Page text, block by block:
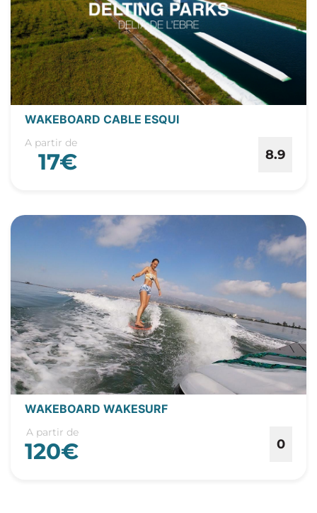
WAKEBOARD CABLE ESQUI
A partir de
17€ 8.9
WAKEBOARD WAKESURF
A partir de
120€ 0